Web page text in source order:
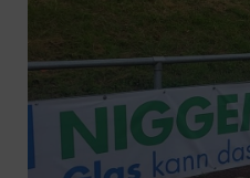
Fußball Vereinsspielplan
News & Media